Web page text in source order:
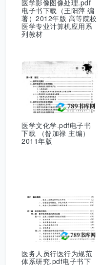
医学影像图像处理.pdf
电子书下载（王阳萍 编
著）2012年版 高等院校
医学专业计算机应用系
列教材
医学文化学.pdf电子书
下载 （昝加禄 主编）
2011年版
医务人员行医行为规范
体系研究.pdf电子书下